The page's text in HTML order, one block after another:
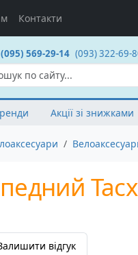
Контакти
569-29-14 (093) 322-69-
Акції зі знижками
відгук